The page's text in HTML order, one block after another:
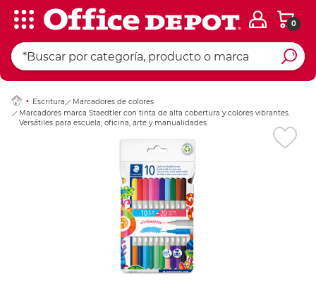
0
Escritura
Marcadores de colores
Marcadores marca Staedtler con tinta de alta cobertura y colores vibrantes.
Versátiles para escuela, oficina, arte y manualidades.
Ingresar Codigo